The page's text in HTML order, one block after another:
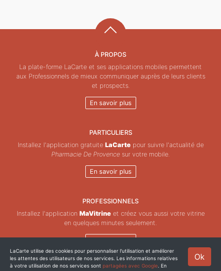
À PROPOS
La plate-forme LaCarte et ses applications mobiles permettent
aux Professionnels de mieux communiquer auprès de leurs clients
et prospects.
En savoir plus
PARTICULIERS
Installez l'application gratuite LaCartepour suivre l'actualité de
Pharmacie De Provence sur votre mobile.
En savoir plus
PROFESSIONNELS
Installez l'application MaVitrineet créez vous aussi votre vitrine
en quelques minutes seulement.
En savoir plus
Copyright © ZeMAP 2026 - Tous droits réservés. Ok
LaCarte utilise des cookies pour personnaliser l'utilisation et améliorer
les attentes des utilisateurs de nos services. Les informations relatives
à votre utilisation de nos services sont partagées avec Google . En